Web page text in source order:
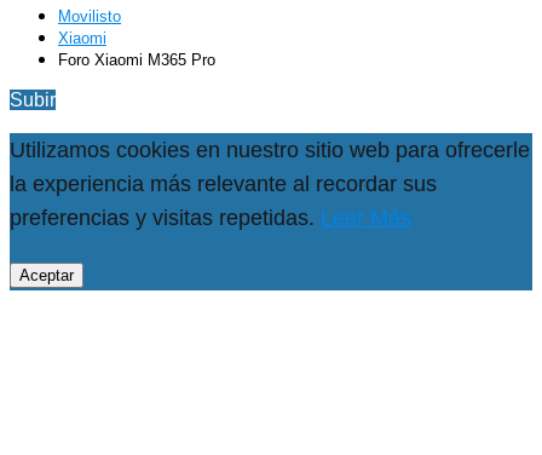
Movilisto
Xiaomi
Foro Xiaomi M365 Pro
Subir
Utilizamos cookies en nuestro sitio web para ofrecerle
la experiencia más relevante al recordar sus
preferencias y visitas repetidas. Leer Más
Aceptar